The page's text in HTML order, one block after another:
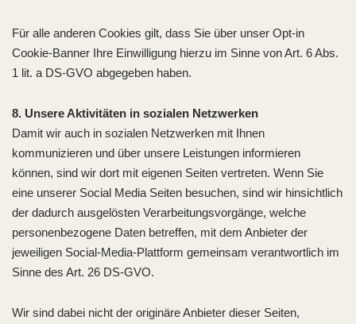
Für alle anderen Cookies gilt, dass Sie über unser Opt-in
Cookie-Banner Ihre Einwilligung hierzu im Sinne von Art. 6 Abs.
1 lit. a DS-GVO abgegeben haben.
8. Unsere Aktivitäten in sozialen Netzwerken
Damit wir auch in sozialen Netzwerken mit Ihnen
kommunizieren und über unsere Leistungen informieren
können, sind wir dort mit eigenen Seiten vertreten. Wenn Sie
eine unserer Social Media Seiten besuchen, sind wir hinsichtlich
der dadurch ausgelösten Verarbeitungsvorgänge, welche
personenbezogene Daten betreffen, mit dem Anbieter der
jeweiligen Social-Media-Plattform gemeinsam verantwortlich im
Sinne des Art. 26 DS-GVO.
Wir sind dabei nicht der originäre Anbieter dieser Seiten,